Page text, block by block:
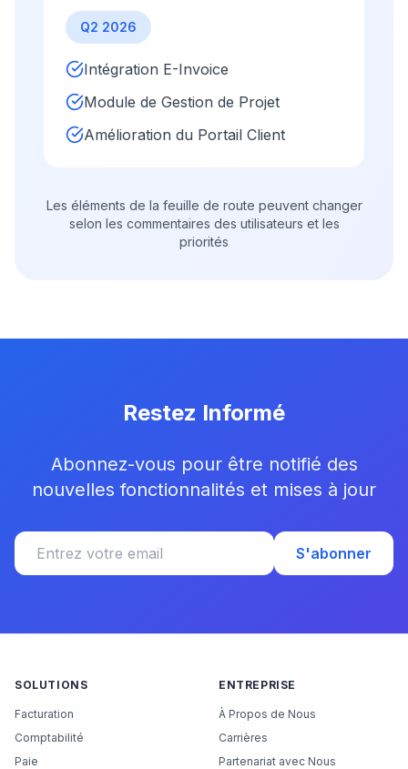
Q2 2026
Intégration E-Invoice
Module de Gestion de Projet
Amélioration du Portail Client
Les éléments de la feuille de route peuvent changer
selon les commentaires des utilisateurs et les
priorités
Restez Informé
Abonnez-vous pour être notifié des
nouvelles fonctionnalités et mises à jour
S'abonner
SOLUTIONS
Facturation
Comptabilité
Paie
ENTREPRISE
À Propos de Nous
Carrières
Partenariat avec Nous